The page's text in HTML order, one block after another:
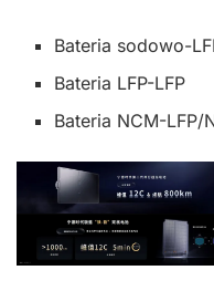
Bateria sodowo-
Bateria LFP-LFP
Bateria NCM-LFP/